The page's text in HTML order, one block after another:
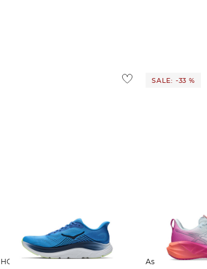
HOKA | Herren Laufschuhe
SALE: -33 %
Asics |